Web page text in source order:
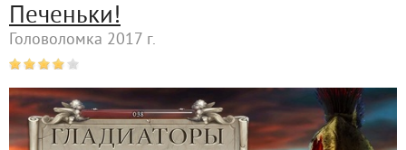
Печеньки!
Головоломка 2017 г.